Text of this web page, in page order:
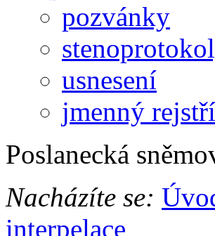
pozvánky
usnesení
jmenný
Poslanecká
Nacházíte se:
interpelace